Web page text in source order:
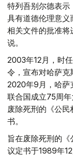
特列吾别尔德表
具有道德伦理意义
相关文件的批准
说。
2003年12月，时
令，宣布对哈萨克
2020年9月，哈萨
联合国成立75周
废除死刑的《公
书。
旨在废除死刑的
议定书于1989年